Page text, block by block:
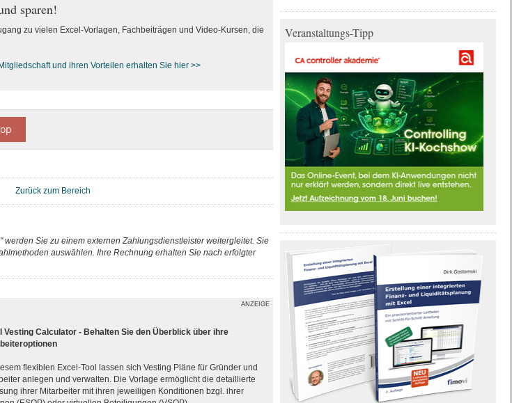
sparen!
zu vielen Excel-Vorlagen, Fachbeiträgen und Video-Kursen, die
itgliedschaft und ihren Vorteilen erhalten Sie hier >>
Zurück zum Bereich
werden Sie zu einem externen Zahlungsdienstleister weitergleitet. Sie
auswählen. Ihre Rechnung erhalten Sie nach erfolgter
ANZEIGE
Vesting Calculator - Behalten Sie den Überblick über ihre
flexiblen Excel-Tool lassen sich Vesting Pläne für Gründer und
anlegen und verwalten. Die Vorlage ermöglicht die detaillierte
ihrer Mitarbeiter mit ihren jeweiligen Konditionen bzgl. ihrer
Veranstaltungs-Tipp